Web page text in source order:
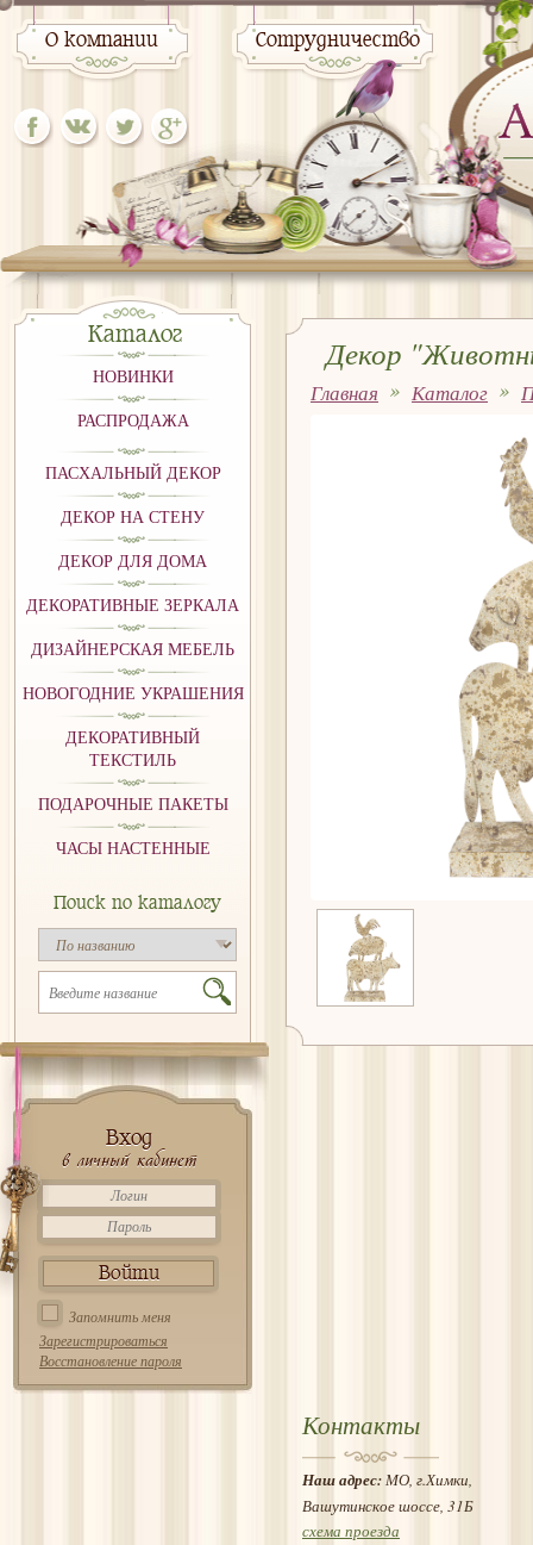
О компании Сотрудничество
Каталог
НОВИНКИ
РАСПРОДАЖА
ПАСХАЛЬНЫЙ ДЕКОР
ДЕКОР НА СТЕНУ
ДЕКОР ДЛЯ ДОМА
ДЕКОРАТИВНЫЕ ЗЕРКАЛА
ДИЗАЙНЕРСКАЯ МЕБЕЛЬ
НОВОГОДНИЕ УКРАШЕНИЯ
ДЕКОРАТИВНЫЙ
ТЕКСТИЛЬ
ПОДАРОЧНЫЕ ПАКЕТЫ
ЧАСЫ НАСТЕННЫЕ
Поиск по каталогу
Вход
в личный кабинет
Запомнить меня
Зарегистрироваться
Восстановление пароля
Декор
Главная Каталог
Контакты
Наш адрес:МО, г.Химки,
Вашутинское шоссе, 31Б
схема проезда